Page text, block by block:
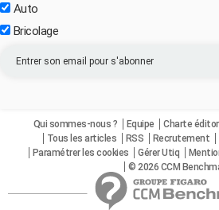
Auto
Bricolage
Qui sommes-nous ? Equipe Charte
Tous les articles
RSS Recrutement
Paramétrer les cookies
Gérer Utiq
© 2026 CCM